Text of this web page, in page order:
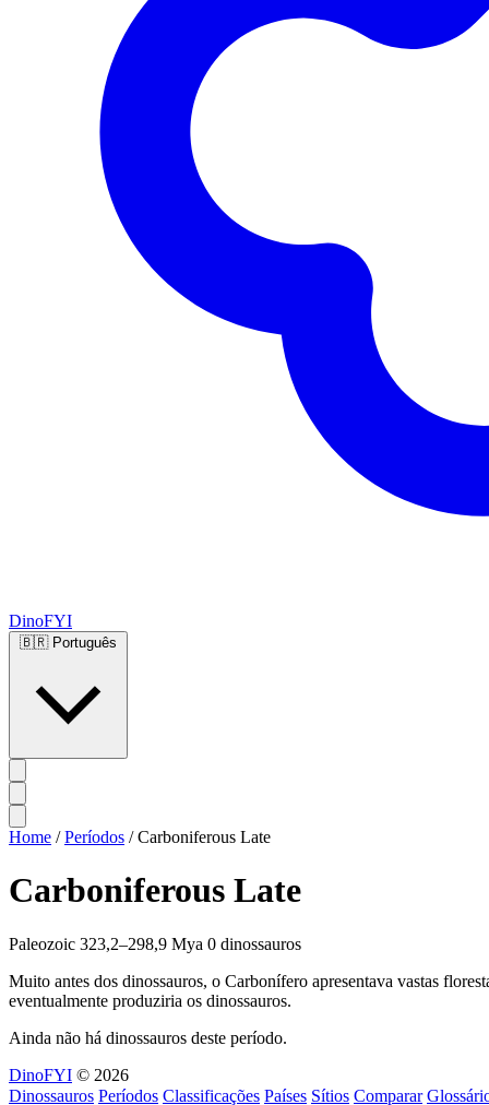
DinoFYI
🇧🇷 Português
Home / Períodos / Carboniferous Late
Carboniferous Late
Paleozoic 323,2–298,9 Mya 0 dinossauros
Muito antes dos dinossauros, o Carbonífero apresentava vastas
eventualmente produziria os dinossauros.
Ainda não há dinossauros deste período.
DinoFYI © 2026
Dinossauros Períodos Classificações Países Sítios Comparar